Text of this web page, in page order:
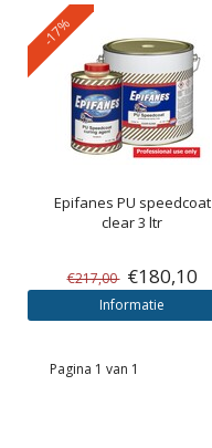
-17%
Epifanes PU speedcoat
clear 3 ltr
€217,00 €180,10
Informatie
Pagina 1 van 1